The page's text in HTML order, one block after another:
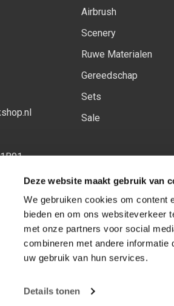
Deze website maakt gebruik van
We gebruiken cookies om content
bieden en om ons websiteverkeer
met onze partners voor social
combineren met andere
uw gebruik van hun services.
Details tonen
Airbrush
Scenery
Ruwe Materialen
Gereedschap
Sets
Sale